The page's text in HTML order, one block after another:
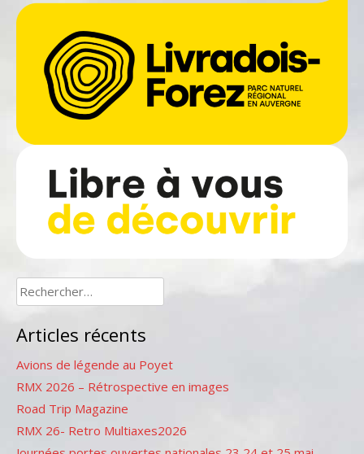
Rechercher :
Articles récents
Avions de légende au Poyet
RMX 2026 – Rétrospective en images
Road Trip Magazine
RMX 26- Retro Multiaxes2026